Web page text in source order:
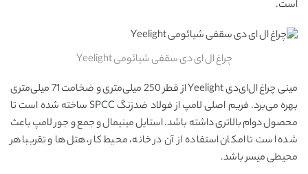
است.
چراغ ال ای دی سقفی شیائومی Yeelight
مینی چراغ ال‌ای‌دی Yeelight از قطر 250 میلی‌متری و ضخامت 71 میلی‌متری
بهره می‌برد. فریم اصلی لامپ از فولاد ضدزنگ SPCC ساخته شده است تا
محصول دوام بالاتری داشته باشد. استایل مینیمال و جمع و جور لامپ باعث
شده است تا امکان استفاده از آن در خانه، محیط کار، هتل‌ها و تقریبا هر
محیطی میسر باشد.